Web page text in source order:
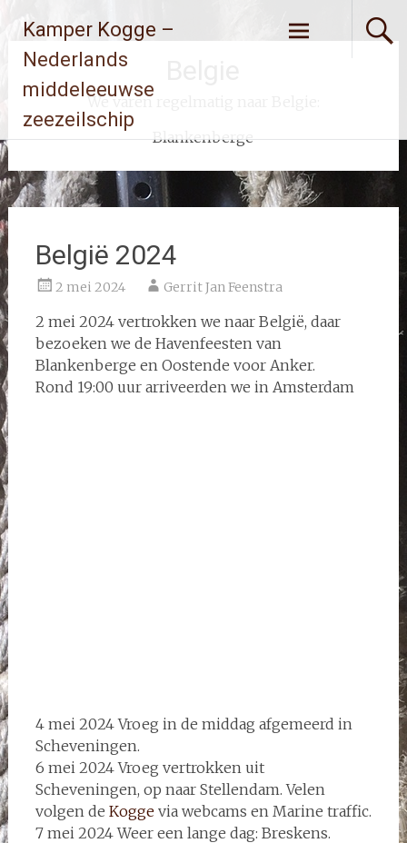
naarKamper Kogge –
Nederlands
middeleeuwse
zeezeilschip
We varen regelmatig naar Belgie:
Blankenberge
België 2024
2 mei 2024 Gerrit Jan Feenstra
2 mei 2024 vertrokken we naar België, daar
bezoeken we de Havenfeesten van
Blankenberge en Oostende voor Anker.
Rond 19:00 uur arriveerden we in Amsterdam
4 mei 2024 Vroeg in de middag afgemeerd in
Scheveningen.
6 mei 2024 Vroeg vertrokken uit
Scheveningen, op naar Stellendam. Velen
volgen de Koggevia webcams en Marine traffic.
7 mei 2024 Weer een lange dag: Breskens.